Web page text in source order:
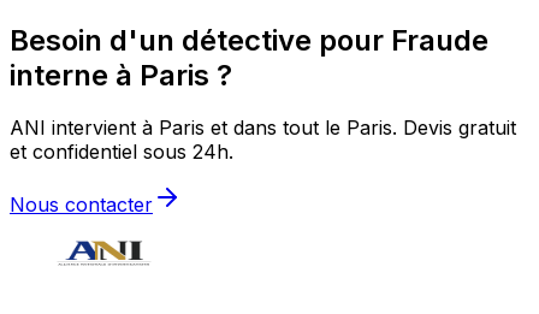
Besoin d'un détective pour Fraude
interne à Paris ?
ANI intervient à Paris et dans tout le Paris. Devis gratuit
et confidentiel sous 24h.
Nous contacter